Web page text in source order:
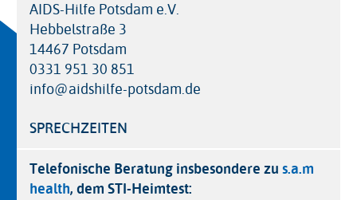
AIDS-Hilfe Potsdam e.V.
Hebbelstraße 3
14467 Potsdam
0331 951 30 851
info@aidshilfe-potsdam.de
SPRECHZEITEN
Telefonische Beratung insbesondere zus.a.m
health, dem STI-Heimtest: